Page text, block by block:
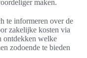
maken.
te informeren over de
zakelijke kosten via
ontdekken welke
zodoende te bieden